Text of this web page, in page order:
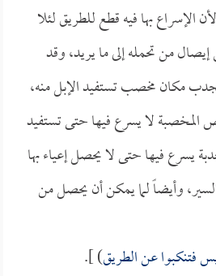
الإسراع بها فيه قطع للطريق لئلا
من تحمله إلى ما يريد، وقد
مكان مخصب تستفيد الإبل منه،
المخصبة لا يسرع فيها حتى تستفيد
يسرع فيها حتى لا يحصل إعياء بها
وأيضاً لما يمكن أن يحصل من
فتنكبوا عن الطريق) ].